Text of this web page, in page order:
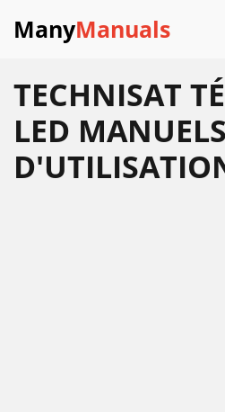
ManyManuals
TECHNISAT
LED MANUELS